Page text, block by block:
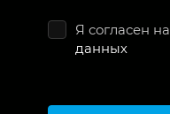
Я согласен на
данных